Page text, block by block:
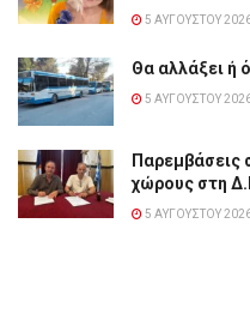
5 ΑΥΓΟΎΣΤΟΥ
Θα αλλάξει ή
5 ΑΥΓΟΎΣΤΟΥ
Παρεμβάσεις
χώρους στη
5 ΑΥΓΟΎΣΤΟΥ